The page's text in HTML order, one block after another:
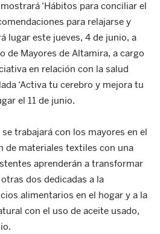
‘Hábitos para conciliar el
para relajarse y
lugar este jueves, 4 de junio, a
de Mayores de Altamira, a cargo
en relación con la salud
‘Activa tu cerebro y mejora tu
el 11 de junio.
trabajará con los mayores en el
de materiales textiles con una
aprenderán a transformar
dos dedicadas a la
alimentarios en el hogar y a la
con el uso de aceite usado,